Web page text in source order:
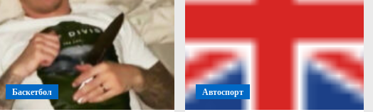
Баскетбол Автоспорт